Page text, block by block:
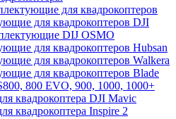
для квадрокоптеров
для квадрокоптеров DJI
DIJ OSMO
для квадрокоптеров Hubsan
для квадрокоптеров Walkera
для квадрокоптеров Blade
800 EVO, 900, 1000, 1000+
квадрокоптера DJI Mavic
квадрокоптера Inspire 2